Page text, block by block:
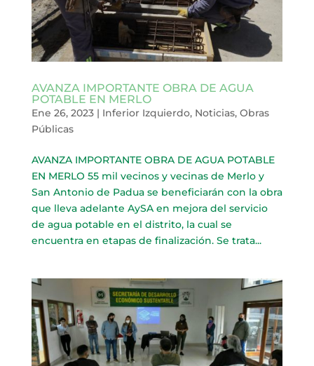
AVANZA IMPORTANTE OBRA DE AGUA
POTABLE EN MERLO
Ene 26, 2023| Inferior Izquierdo, Noticias, Obras
Públicas
AVANZA IMPORTANTE OBRA DE AGUA POTABLE
EN MERLO 55 mil vecinos y vecinas de Merlo y
San Antonio de Padua se beneficiarán con la obra
que lleva adelante AySA en mejora del servicio
de agua potable en el distrito, la cual se
encuentra en etapas de finalización. Se trata...